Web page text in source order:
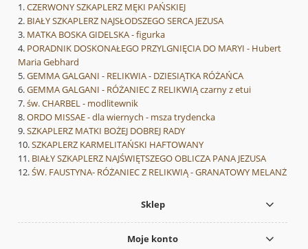
CZERWONY SZKAPLERZ MĘKI PAŃSKIEJ
BIAŁY SZKAPLERZ NAJSŁODSZEGO SERCA JEZUSA
MATKA BOSKA GIDELSKA - figurka
PORADNIK DOSKONAŁEGO PRZYLGNIĘCIA DO MARYI - Hubert
Maria Gebhard
GEMMA GALGANI - RELIKWIA - DZIESIĄTKA RÓŻAŃCA
GEMMA GALGANI - RÓŻANIEC Z RELIKWIĄ czarny z etui
św. CHARBEL - modlitewnik
ORDO MISSAE - dla wiernych - msza trydencka
SZKAPLERZ MATKI BOŻEJ DOBREJ RADY
SZKAPLERZ KARMELITAŃSKI HAFTOWANY
BIAŁY SZKAPLERZ NAJŚWIĘTSZEGO OBLICZA PANA JEZUSA
ŚW. FAUSTYNA- RÓŻANIEC Z RELIKWIĄ - GRANATOWY MELANŻ
Sklep
Moje konto